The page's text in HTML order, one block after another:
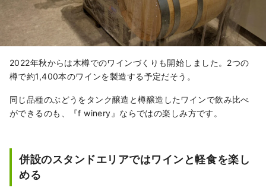
2022年秋からは木樽でのワインづくりも開始しました。2つの
樽で約1,400本のワインを製造する予定だそう。
同じ品種のぶどうをタンク醸造と樽醸造したワインで飲み比べ
ができるのも、『f winery』ならではの楽しみ方です。
併設のスタンドエリアではワインと軽食を楽し
める